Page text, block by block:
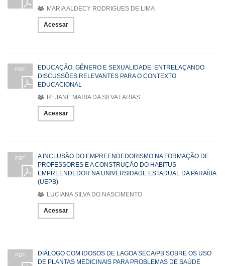
MARIA ALDECY RODRIGUES DE LIMA
Acessar
PDF
EDUCAÇÃO, GÊNERO E SEXUALIDADE: ENTRELAÇANDO
DISCUSSÕES RELEVANTES PARA O CONTEXTO
EDUCACIONAL
REJANE MARIA DA SILVA FARIAS
Acessar
PDF
A INCLUSÃO DO EMPREENDEDORISMO NA FORMAÇÃO DE
PROFESSORES E A CONSTRUÇÃO DO HABITUS
EMPREENDEDOR NA UNIVERSIDADE ESTADUAL DA PARAÍBA
(UEPB)
LUCIANA SILVA DO NASCIMENTO
Acessar
PDF
DIÁLOGO COM IDOSOS DE LAGOA SECA/PB SOBRE OS USO
DE PLANTAS MEDICINAIS PARA PROBLEMAS DE SAÚDE